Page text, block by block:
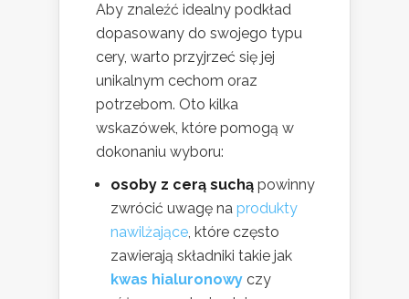
Aby znaleźć idealny podkład
dopasowany do swojego typu
cery, warto przyjrzeć się jej
unikalnym cechom oraz
potrzebom. Oto kilka
wskazówek, które pomogą w
dokonaniu wyboru:
osoby z cerą suchą powinny
zwrócić uwagę na produkty
nawilżające, które często
zawierają składniki takie jak
kwas hialuronowy czy